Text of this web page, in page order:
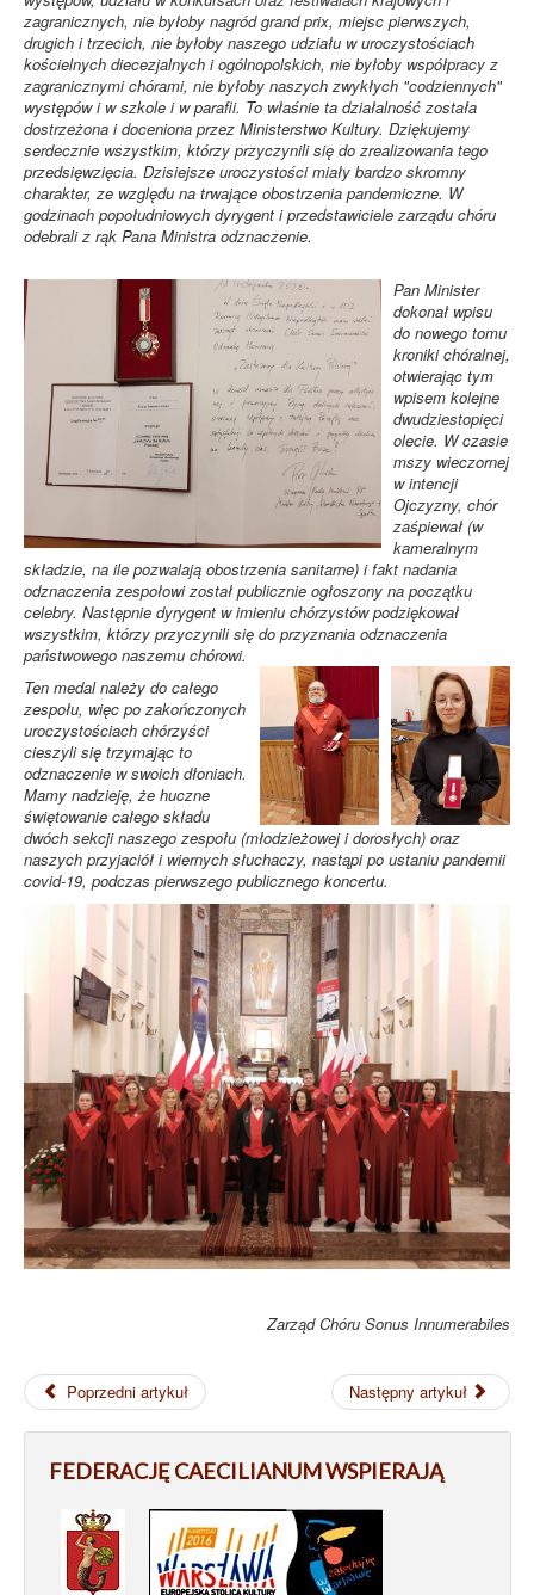
zagranicznych, nie byłoby nagród grand prix, miejsc pierwszych,
drugich i trzecich, nie byłoby naszego udziału w uroczystościach
kościelnych diecezjalnych i ogólnopolskich, nie byłoby współpracy z
zagranicznymi chórami, nie byłoby naszych zwykłych "codziennych"
występów i w szkole i w parafii. To właśnie ta działalność została
dostrzeżona i doceniona przez Ministerstwo Kultury. Dziękujemy
serdecznie wszystkim, którzy przyczynili się do zrealizowania tego
przedsięwzięcia. Dzisiejsze uroczystości miały bardzo skromny
charakter, ze względu na trwające obostrzenia pandemiczne. W
godzinach popołudniowych dyrygent i przedstawiciele zarządu chóru
odebrali z rąk Pana Ministra odznaczenie.
Pan Minister
dokonał wpisu
do nowego tomu
kroniki chóralnej,
otwierając tym
wpisem kolejne
dwudziestopięci
olecie. W czasie
mszy wieczornej
w intencji
Ojczyzny, chór
zaśpiewał (w
kameralnym
składzie, na ile pozwalają obostrzenia sanitarne) i fakt nadania
odznaczenia zespołowi został publicznie ogłoszony na początku
celebry. Następnie dyrygent w imieniu chórzystów podziękował
wszystkim, którzy przyczynili się do przyznania odznaczenia
państwowego naszemu chórowi.
Ten medal należy do całego
zespołu, więc po zakończonych
uroczystościach chórzyści
cieszyli się trzymając to
odznaczenie w swoich dłoniach.
Mamy nadzieję, że huczne
świętowanie całego składu
dwóch sekcji naszego zespołu (młodzieżowej i dorosłych) oraz
naszych przyjaciół i wiernych słuchaczy, nastąpi po ustaniu pandemii
covid-19, podczas pierwszego publicznego koncertu.
Zarząd Chóru Sonus Innumerabiles
Poprzedni artykuł Następny artykuł
FEDERACJĘ CAECILIANUM WSPIERAJĄ